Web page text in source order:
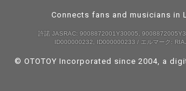
Connects fans and musicians in
許諾 JASRAC: 9008872001Y30005,
ID000000232, ID000000233 / エルマーク:
© OTOTOY Incorporated since 2004, a